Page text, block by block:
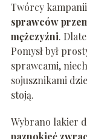
Twórcy
sprawców
mężczyźni.
Pomysł był
sprawcami,
sojusznikami
stoją.
Wybrano lakier